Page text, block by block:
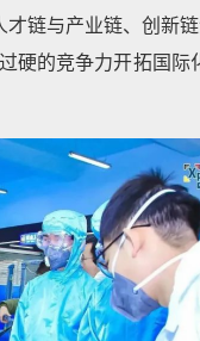
链与产业链、创新
的竞争力开拓国际